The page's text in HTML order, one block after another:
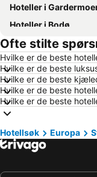
Hoteller i
Hoteller i Bodø
Hoteller i Tromsø
Hoteller i Karlstad
Hoteller i Sandefjord
Hoteller i Geilo
Hoteller i Arendal
Hoteller i Mauritius
Hoteller i Danmark
Ofte stilte
Hvilke er de beste
Hvilke er de beste
Hvilke er de beste
Hvilke er de beste
Hvilke er de beste
Hotellsøk Europa